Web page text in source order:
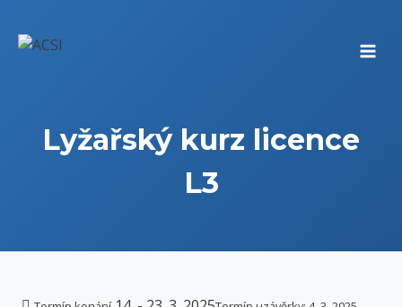
obsah
Lyžařský kurz licence
L3